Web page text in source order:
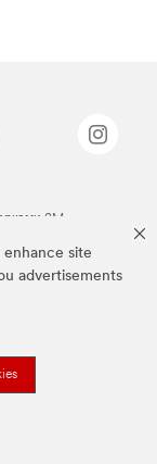
site
advertisements
3M.